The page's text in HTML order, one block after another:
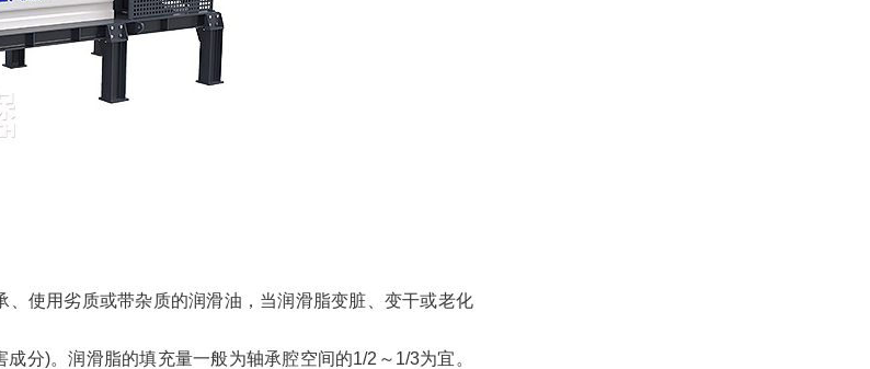
使用劣质或带杂质的润滑油，当润滑脂变脏、变干或老化
分)。润滑脂的填充量一般为轴承腔空间的1/2～1/3为宜。